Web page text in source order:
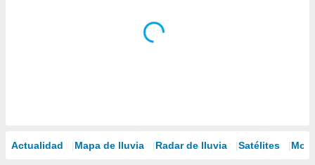
Actualidad Mapa de lluvia Radar de lluvia Satélites